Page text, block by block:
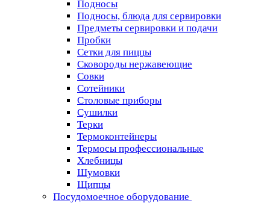
Подносы
Подносы, блюда для сервировки
Предметы сервировки и подачи
Пробки
Сетки для пиццы
Сковороды нержавеющие
Совки
Сотейники
Столовые приборы
Сушилки
Терки
Термоконтейнеры
Термосы профессиональные
Хлебницы
Шумовки
Щипцы
Посудомоечное оборудование